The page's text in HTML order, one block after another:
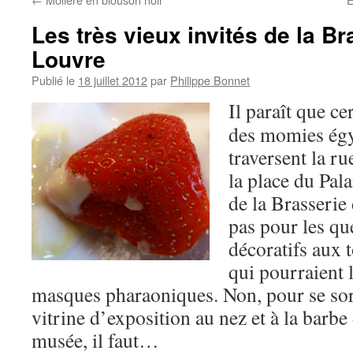
Les très vieux invités de la
Louvre
Publié le 18 juillet 2012par Philippe Bonnet
Il paraît que
des momies
traversent la
la place du
de la
pas pour les
décoratifs aux
qui pourraient
masques pharaoniques. Non, pour se
vitrine d’exposition au nez et à la
musée, il faut…